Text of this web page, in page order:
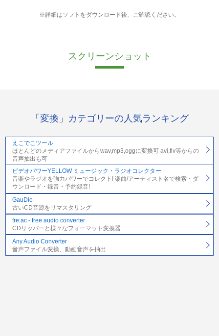
※詳細はソフトをダウンロード後、ご確認ください。
スクリーンショット
「変換」カテゴリーの人気ランキング
えこでこツール
ほとんどのメディアファイルからwav,mp3,oggに変換可 avi,flv等からの
音声抽出も可
ビデオパワーYELLOW ミュージック・ラジオコレクター
音楽やラジオを強力パワーでコレクト! 楽曲/アーティスト名で検索・ダ
ウンロード・録音・予約録音!
GauDio
古いCD音源をリマスタリング
fre:ac - free audio converter
CDリッパーと様々なフォーマット変換器
Any Audio Converter
音声ファイル変換、動画音声を抽出